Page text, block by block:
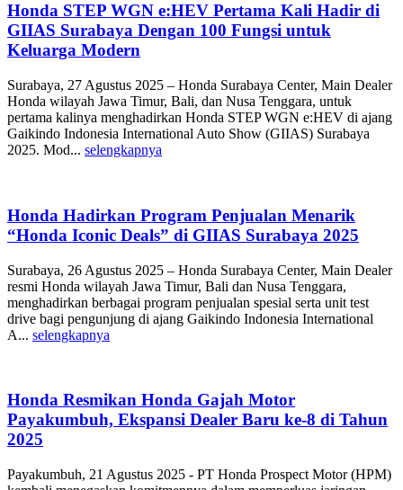
Honda STEP WGN e:HEV Pertama Kali Hadir di
GIIAS Surabaya Dengan 100 Fungsi untuk
Keluarga Modern
Surabaya, 27 Agustus 2025 – Honda Surabaya Center, Main Dealer
Honda wilayah Jawa Timur, Bali, dan Nusa Tenggara, untuk
pertama kalinya menghadirkan Honda STEP WGN e:HEV di ajang
Gaikindo Indonesia International Auto Show (GIIAS) Surabaya
2025. Mod... selengkapnya
Honda Hadirkan Program Penjualan Menarik
“Honda Iconic Deals” di GIIAS Surabaya 2025
Surabaya, 26 Agustus 2025 – Honda Surabaya Center, Main Dealer
resmi Honda wilayah Jawa Timur, Bali dan Nusa Tenggara,
menghadirkan berbagai program penjualan spesial serta unit test
drive bagi pengunjung di ajang Gaikindo Indonesia International
A... selengkapnya
Honda Resmikan Honda Gajah Motor
Payakumbuh, Ekspansi Dealer Baru ke-8 di Tahun
2025
Payakumbuh, 21 Agustus 2025 - PT Honda Prospect Motor (HPM)